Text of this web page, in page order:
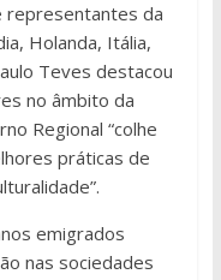
representantes da
Holanda, Itália,
Teves destacou
no âmbito da
Regional “colhe
práticas de
emigrados
nas sociedades